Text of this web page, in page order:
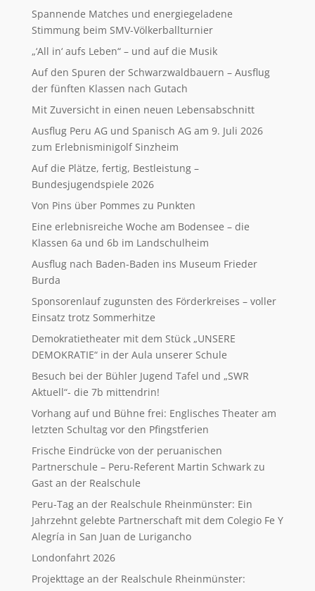
Spannende Matches und energiegeladene
Stimmung beim SMV-Völkerballturnier
„‘All in‘ aufs Leben“ – und auf die Musik
Auf den Spuren der Schwarzwaldbauern – Ausflug
der fünften Klassen nach Gutach
Mit Zuversicht in einen neuen Lebensabschnitt
Ausflug Peru AG und Spanisch AG am 9. Juli 2026
zum Erlebnisminigolf Sinzheim
Auf die Plätze, fertig, Bestleistung –
Bundesjugendspiele 2026
Von Pins über Pommes zu Punkten
Eine erlebnisreiche Woche am Bodensee – die
Klassen 6a und 6b im Landschulheim
Ausflug nach Baden-Baden ins Museum Frieder
Burda
Sponsorenlauf zugunsten des Förderkreises – voller
Einsatz trotz Sommerhitze
Demokratietheater mit dem Stück „UNSERE
DEMOKRATIE“ in der Aula unserer Schule
Besuch bei der Bühler Jugend Tafel und „SWR
Aktuell“- die 7b mittendrin!
Vorhang auf und Bühne frei: Englisches Theater am
letzten Schultag vor den Pfingstferien
Frische Eindrücke von der peruanischen
Partnerschule – Peru-Referent Martin Schwark zu
Gast an der Realschule
Peru-Tag an der Realschule Rheinmünster: Ein
Jahrzehnt gelebte Partnerschaft mit dem Colegio Fe Y
Alegría in San Juan de Lurigancho
Londonfahrt 2026
Projekttage an der Realschule Rheinmünster: